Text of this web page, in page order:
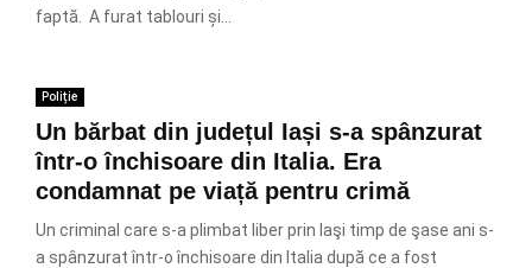
faptă. A furat tablouri și...
Poliție
Un bărbat din județul Iași s-a spânzurat
într-o închisoare din Italia. Era
condamnat pe viață pentru crimă
Un criminal care s-a plimbat liber prin Iaşi timp de şase ani s-
a spânzurat într-o închisoare din Italia după ce a fost